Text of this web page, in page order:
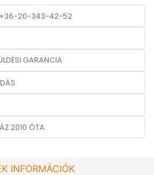
+36-20-343-42-52
GARANCIA
2010 ÓTA
INFORMÁCIÓK